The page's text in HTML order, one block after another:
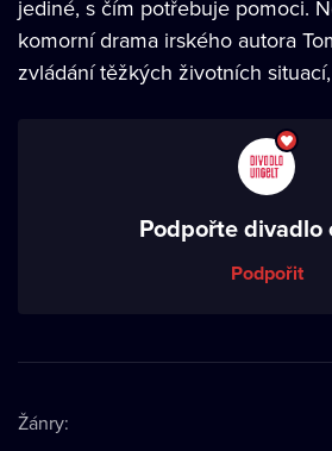
jediné, s čím potřebuje pomoci.
komorní drama irského autora
zvládání těžkých životních
Podpořte divadlo
Podpořit
Žánry: